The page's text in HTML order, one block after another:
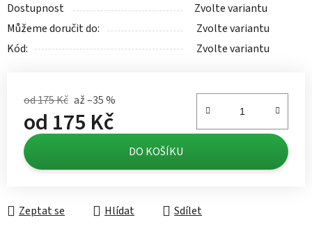
Dostupnost
Zvolte variantu
Můžeme doručit do:
Zvolte variantu
Kód:
Zvolte variantu
od 175 Kč až –35 %
od 175 Kč
Měrná cena: DO KOŠÍKU
Zeptat se Hlídat Sdílet